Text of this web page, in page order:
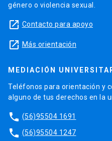
género o violencia sexual.
launch Contacto para apoyo
launch Más orientación
MEDIACIÓN
Teléfonos para orientación y
alguno de tus derechos en la
phone (56)95504 1691
phone (56)95504 1247